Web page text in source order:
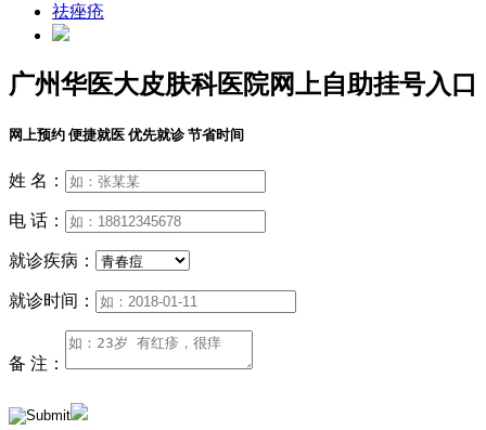
祛痤疮
广州华医大皮肤科医院网上自助挂号入口
网上预约 便捷就医 优先就诊 节省时间
姓 名：
电 话：
就诊疾病：
就诊时间：
备 注：